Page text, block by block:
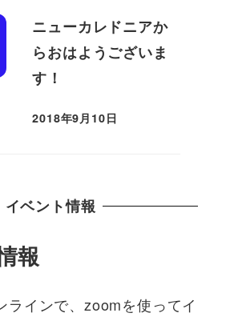
ニューカレドニアか
らおはようございま
す！
投稿日
2018年9月10日
イベント情報
報
ラインで、zoomを使ってイ